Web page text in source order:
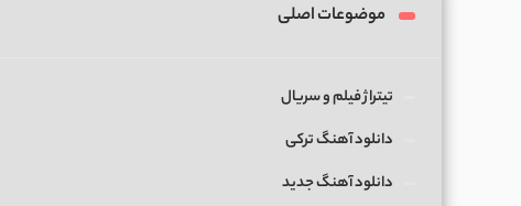
موضوعات اصلی
تیتراژ فیلم و سریال
دانلود آهنگ ترکی
دانلود آهنگ جدید